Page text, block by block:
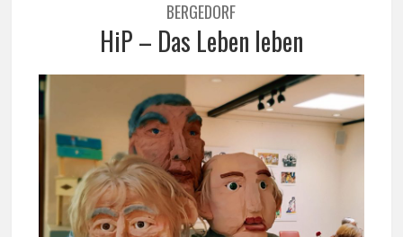
BERGEDORF
HiP – Das Leben leben